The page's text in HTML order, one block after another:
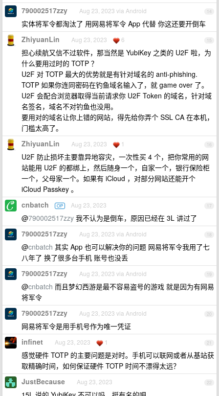
14
790002517zzy Aug 23, 2023 via Android
实体将军令都淘汰了 用网易将军令 App 代替 你这还要开倒车
15
ZhiyuanLin Aug 23, 2023 6
担心续航又信不过软件，那当然是 YubiKey 之类的 U2F 啦，为
什么要用过时的 TOTP ？
U2F 对 TOTP 最大的优势就是有针对域名的 anti-phishing.
TOTP 如果你连同密码在钓鱼域名输入了，就 game over 了。
U2F 会配合浏览器取得当前请求你 U2F Token 的域名，针对域
名签名，域名不对钓鱼也没用。
要用对的域名让你上错的网站，得先给你弄个 SSL CA 在本机，
门槛太高了。
16
ZhiyuanLin Aug 23, 2023 1
U2F 防止损坏主要靠异地容灾，一次性买 4 个，把你常用的网
站能用 U2F 的都绑上，然后随身一个，自家一个，银行保险柜
一个，父母家一个。如果有 iCloud ，对部分网站还能开个
iCloud Passkey 。
17
cnbatch OP Aug 23, 2023
@790002517zzy 我不认为是倒车，原因已经在 3L 讲过了
18
790002517zzy Aug 23, 2023 via Android
@cnbatch 其实 App 也可以解决你的问题 网易将军令我用了七
八年了 换了很多台手机 账号也没丢
19
790002517zzy Aug 23, 2023 via Android
@cnbatch 而且梦幻西游是最不容易盗号的游戏 就是因为有网易
将军令
20
790002517zzy Aug 23, 2023 via Android
网易将军令是用手机号作为唯一凭证
21
infinet Aug 23, 2023 1
感觉硬件 TOTP 的主要问题是对时。手机可以联网或者从基站获
取精确时间，如何保证硬件 TOTP 时间不漂得太远？
22
JustBecause Aug 23, 2023